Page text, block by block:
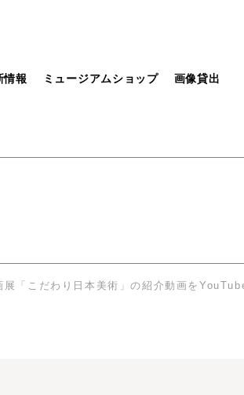
情報 ミュージアムショップ 画像貸出
展「こだわり日本美術」の紹介動画を